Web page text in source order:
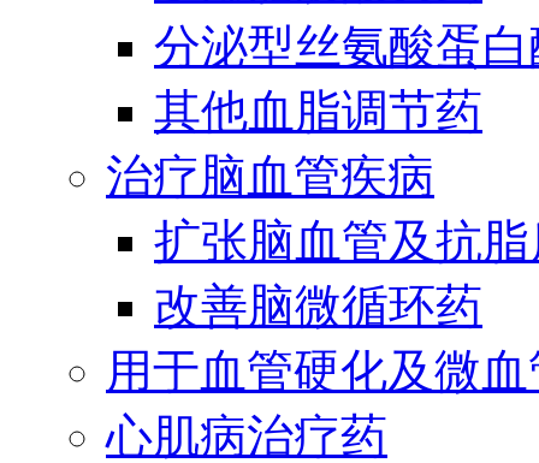
分泌型丝氨酸蛋
其他血脂调节药
治疗脑血管疾病
扩张脑血管及抗
改善脑微循环药
用于血管硬化及微
心肌病治疗药